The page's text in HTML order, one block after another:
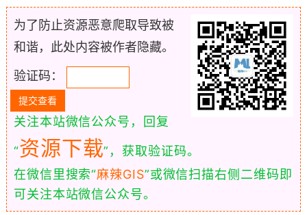
为了防止资源恶意爬取导致被
和谐，此处内容被作者隐藏。
验证码：
关注本站微信公众号，回复
“资源下载”，获取验证码。
在微信里搜索“麻辣GIS”或微信扫描右侧二维码即
可关注本站微信公众号。